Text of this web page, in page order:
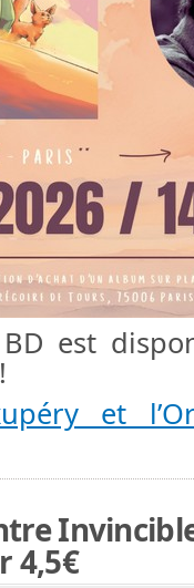
est
et
4,5€